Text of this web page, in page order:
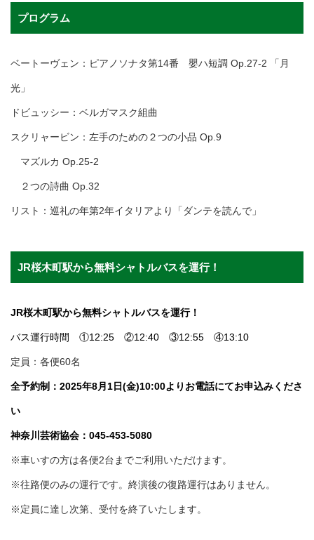
プログラム
ベートーヴェン：ピアノソナタ第14番 嬰ハ短調 Op.27-2 「月
光」
ドビュッシー：ベルガマスク組曲
スクリャービン：左手のための２つの小品 Op.9
マズルカ Op.25-2
２つの詩曲 Op.32
リスト：巡礼の年第2年イタリアより「ダンテを読んで」
JR桜木町駅から無料シャトルバスを運行！
JR桜木町駅から無料シャトルバスを運行！
バス運行時間 ①12:25 ②12:40 ③12:55 ④13:10
定員：各便60名
全予約制：2025年8月1日(金)10:00よりお電話にてお申込みくださ
い
神奈川芸術協会：045-453-5080
※車いすの方は各便2台までご利用いただけます。
※往路便のみの運行です。終演後の復路運行はありません。
※定員に達し次第、受付を終了いたします。